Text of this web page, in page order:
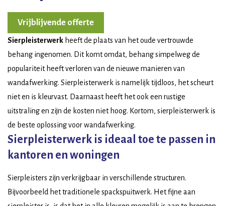
Mogelijkheden
Stucwerk reparatie
Werkwijze
Projecten
Vrijblijvende offerte
Sierpleisterwerk heeft de plaats van het oude vertrouwde
behang ingenomen. Dit komt omdat, behang simpelweg de
populariteit heeft verloren van de nieuwe manieren van
wandafwerking. Sierpleisterwerk is namelijk tijdloos, het scheurt
niet en is kleurvast. Daarnaast heeft het ook een rustige
uitstraling en zijn de kosten niet hoog. Kortom, sierpleisterwerk is
de beste oplossing voor wandafwerking.
Sierpleisterwerk is ideaal toe te passen in
kantoren en woningen
Sierpleisters zijn verkrijgbaar in verschillende structuren.
Bijvoorbeeld het traditionele spackspuitwerk. Het fijne aan